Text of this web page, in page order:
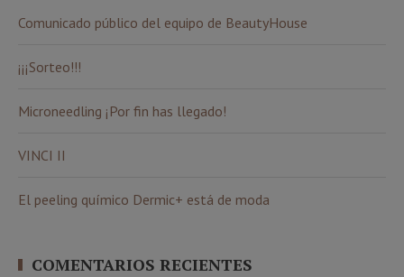
Comunicado público del equipo de BeautyHouse
¡¡¡Sorteo!!!
Microneedling ¡Por fin has llegado!
VINCI II
El peeling químico Dermic+ está de moda
COMENTARIOS RECIENTES